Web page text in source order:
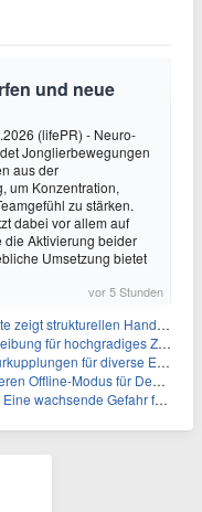
und neue
(lifePR) - Neuro-
Jonglierbewegungen
aus der
um Konzentration,
zu stärken.
dabei vor allem auf
Aktivierung beider
Umsetzung bietet
vor 5 Stunden
bei der Ernährung schulpflichtiger Kinder
mit Germanium- und Silbergehalten und stellt ein Betriebsupdate bereit
für diverse Einsatzbereiche
für Desktop- und Mobile-Apps ein
Gefahr für industrielle Elektroniksysteme